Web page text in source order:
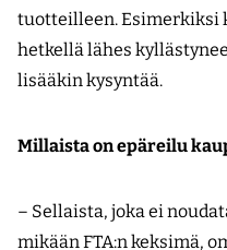
tuotteilleen. Esimerkiksi
hetkellä lähes
lisääkin kysyntää.
Millaista on epäreilu
– Sellaista, joka ei
mikään FTA:n keksimä,